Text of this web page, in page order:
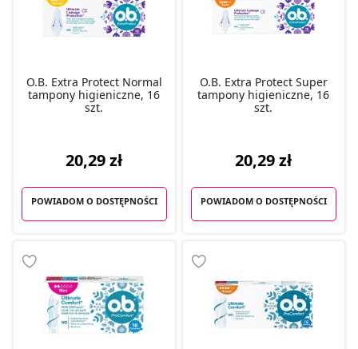
O.B. Extra Protect Normal
tampony higieniczne, 16
szt.
20,29 zł
POWIADOM O DOSTĘPNOŚCI
O.B. Extra Protect Super
tampony higieniczne, 16
szt.
20,29 zł
POWIADOM O DOSTĘPNOŚCI